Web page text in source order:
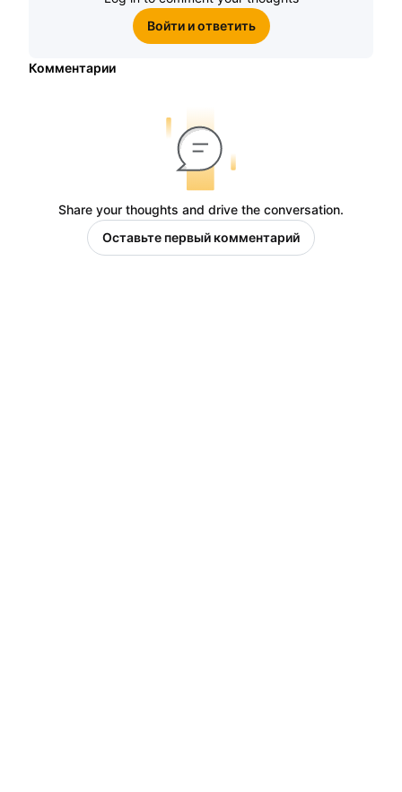
Войти и ответить
Комментарии
Share your thoughts and drive the conversation.
Оставьте первый комментарий